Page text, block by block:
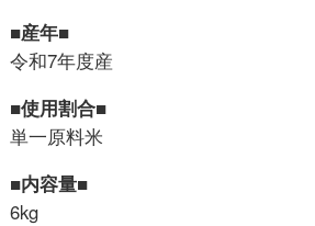
■産年■
令和7年度産
■使用割合■
単一原料米
■内容量■
6kg